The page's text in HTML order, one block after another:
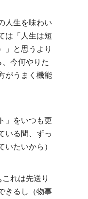
人生を味わい
は「人生は短
」と思うより
今何やりた
がうまく機能
」をいつも更
いる間、ずっ
たいから）
れは先送り
きるし（物事